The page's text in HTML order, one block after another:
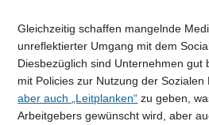
Gleichzeitig schaffen mangelnde
unreflektierter Umgang mit dem
Diesbezüglich sind Unternehmen gut
mit Policies zur Nutzung der Sozialen
aber auch „Leitplanken“ zu geben,
Arbeitgebers gewünscht wird, aber